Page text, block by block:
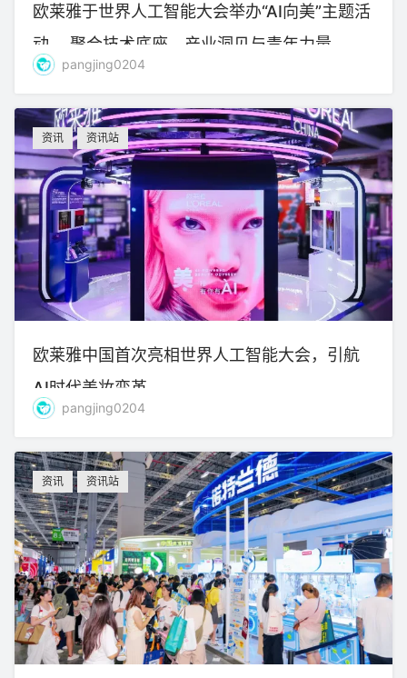
欧莱雅于世界人工智能大会举办“AI向美”主题活
动， 聚合技术底座、产业洞见与青年力量
pangjing0204
资讯 资讯站
欧莱雅中国首次亮相世界人工智能大会，引航
AI时代美妆变革
pangjing0204
资讯 资讯站